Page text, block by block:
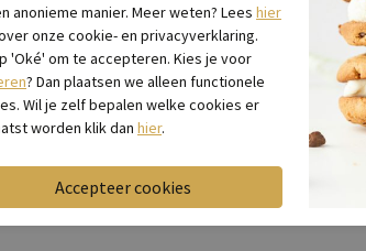
anonieme manier. Meer weten? Lees hier
onze cookie- en privacyverklaring.
'Oké' om te accepteren. Kies je voor
? Dan plaatsen we alleen functionele
Wil je zelf bepalen welke cookies er
worden klik dan hier.